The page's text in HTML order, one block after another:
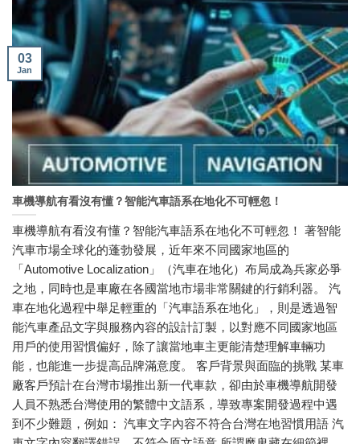
車機導航有看沒有懂？智能汽車語系在地化不可輕忽！
車機導航有看沒有懂？智能汽車語系在地化不可輕忽！ 著智能
汽車市場全球化的蓬勃發展，近年來不同國家地區的
「Automotive Localization」（汽車在地化）布局成為兵家必爭
之地，同時也是車廠在各國當地市場非常關鍵的行銷利器。 汽
車在地化過程中舉足輕重的「汽車語系在地化」，則是透過智
能汽車產品文字與服務內容的設計訂製，以對應不同國家地區
用戶的使用習慣偏好，除了讓當地車主更能清楚理解車輛功
能，也能進一步提高品牌滿意度。 客戶背景與面臨的挑戰 某車
廠客戶預計在台灣市場推出新一代車款，卻由於車機導航開發
人員不熟悉台灣使用的繁體中文語系，導致專案開發過程中遇
到不少難題，例如： 汽車文字內容不符合台灣在地習慣用語 汽
03
Jan